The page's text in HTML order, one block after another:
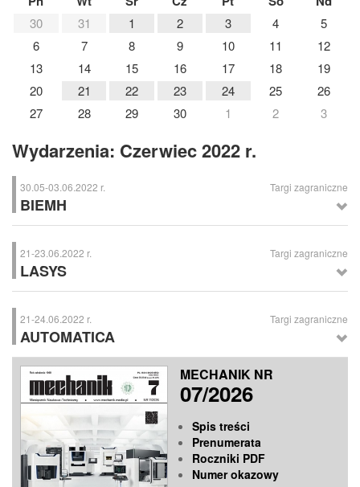
30 31 1 2 3 4
5
6
7 8 9 10 11
12
13
14 15 16 17 18
19
20
21 22 23 24 25
26
27
28 29 30 1 2 3
Wydarzenia: Czerwiec 2022 r.
30.05-03.06.2022 r. Targi zagraniczne
BIEMH
BIEMH– Targi Obrabiarkowe, Bilbao (Hiszpania)
21-23.06.2022 r. Targi zagraniczne
LASYS
LASYS– Targi Rozwiązań Systemowych w Laserowej Obróbce
Materiałów, Stuttgart (Niemcy)
21-24.06.2022 r. Targi zagraniczne
AUTOMATICA
AUTOMATICA– Targi Automatyki i Mechatroniki, Monachium (Niemcy)
MECHANIK NR
07/2026
Spis treści
Prenumerata
Roczniki PDF
Numer okazowy